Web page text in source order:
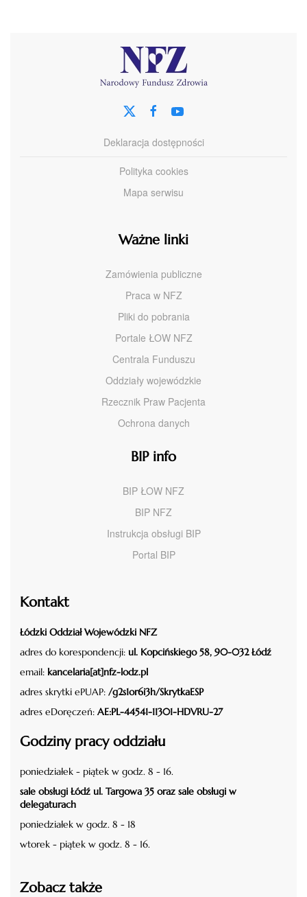
Deklaracja dostępności
Polityka cookies
Mapa serwisu
Ważne linki
Zamówienia publiczne
Praca w NFZ
Pliki do pobrania
Portale ŁOW NFZ
Centrala Funduszu
Oddziały wojewódzkie
Rzecznik Praw Pacjenta
Ochrona danych
BIP info
BIP ŁOW NFZ
BIP NFZ
Instrukcja obsługi BIP
Portal BIP
Kontakt
Łódzki Oddział Wojewódzki NFZ
adres do korespondencji: ul. Kopcińskiego 58, 90-032 Łódź
email: kancelaria[at]nfz-lodz.pl
adres skrytki ePUAP: /g2s1or6i3h/SkrytkaESP
adres eDoręczeń: AE:PL-44541-11301-HDVRU-27
Godziny pracy oddziału
poniedziałek - piątek w godz. 8 - 16.
sale obsługi Łódź ul. Targowa 35 oraz sale obsługi w
delegaturach
poniedziałek w godz. 8 - 18
wtorek - piątek w godz. 8 - 16.
Zobacz także